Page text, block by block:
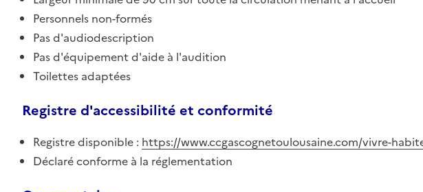
Personnels non-formés
Pas d'audiodescription
Pas d'équipement d'aide à l'audition
Toilettes adaptées
Registre d'accessibilité et conformité
Registre disponible : https://www.ccgascognetoulousaine.com/vivre-
Déclaré conforme à la réglementation